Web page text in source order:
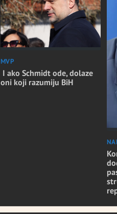
MVP
I ako Schmidt ode, dolaze
oni koji razumiju BiH